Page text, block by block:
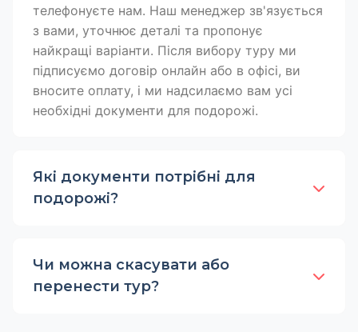
телефонуєте нам. Наш менеджер зв'язується
з вами, уточнює деталі та пропонує
найкращі варіанти. Після вибору туру ми
підписуємо договір онлайн або в офісі, ви
вносите оплату, і ми надсилаємо вам усі
необхідні документи для подорожі.
Які документи потрібні для
подорожі?
Чи можна скасувати або
перенести тур?